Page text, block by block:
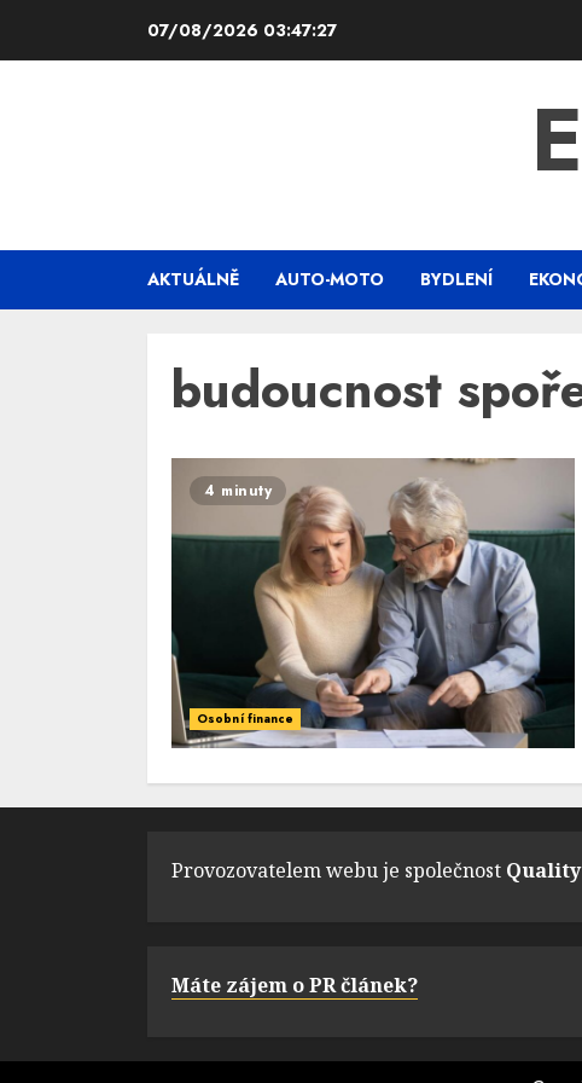
07/08/2026 03:47:27
AKTUÁLNĚ AUTO-MOTO BYDLENÍ
budoucnost
4 minuty
Osobní finance
Provozovatelem webu je společnost
Máte zájem o PR článek?